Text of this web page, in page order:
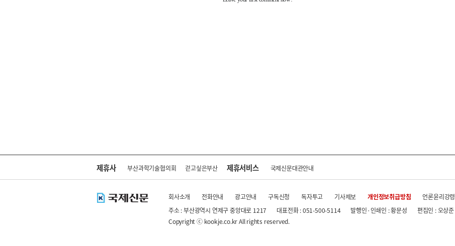
제휴사 부산과학기술협의회 걷고싶은부산 제휴서비스 국제신문대관안내
회사소개 전화안내 광고안내 구독신청 독자투고 기사제보 개인정보취급방침 언론윤리강령
주소 : 부산광역시 연제구 중앙대로 1217
대표전화 : 051-500-5114 발행인·인쇄인 : 황문성
편집인 : 오상준
Copyright ⓒ kookje.co.kr All rights reserved.